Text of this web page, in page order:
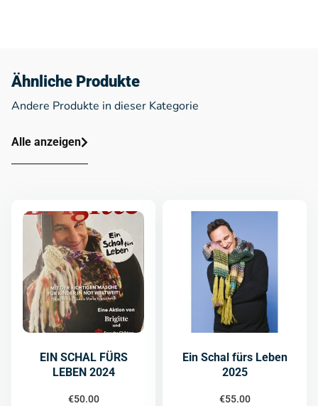
Ähnliche Produkte
Andere Produkte in dieser Kategorie
Alle anzeigen
EIN SCHAL FÜRS
LEBEN 2024
€50.00
Ein Schal fürs Leben
2025
€55.00